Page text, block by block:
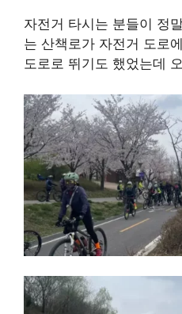
자전거 타시는 분들이 정
는 산책로가 자전거 도로
도로로 뛰기도 했었는데